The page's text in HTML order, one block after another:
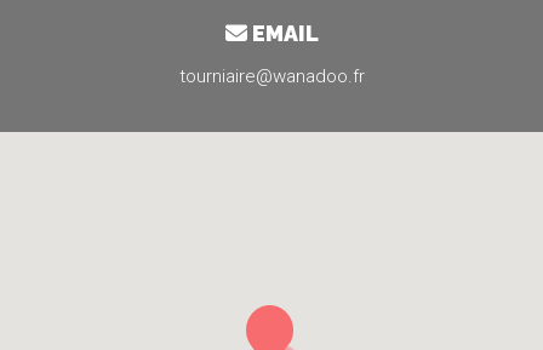
EMAIL
tourniaire@wanadoo.fr